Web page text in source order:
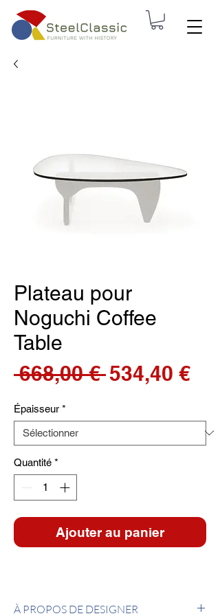
Plateau pour
Noguchi Coffee
Table
668,00 € Prix
534,40 €Prix
Épaisseur *
Quantité *
Ajouter au panier
À PROPOS DE DESIGNER